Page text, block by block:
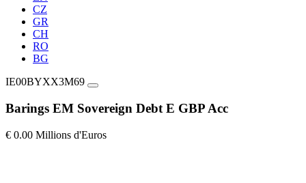
CZ
GR
CH
RO
BG
IE00BYXX3M69
Barings EM Sovereign Debt E GBP Acc
€ 0.00 Millions d'Euros